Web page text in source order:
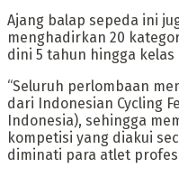
Ajang balap sepeda ini
menghadirkan 20
dini 5 tahun hingga
“Seluruh perlombaan
dari Indonesian Cycling
Indonesia), sehingga
kompetisi yang diakui
diminati para atlet